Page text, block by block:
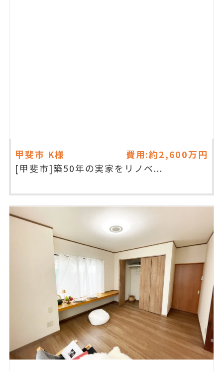
甲斐市 K様 費用:約2,600万円
[甲斐市]築50年の実家をリノベ...